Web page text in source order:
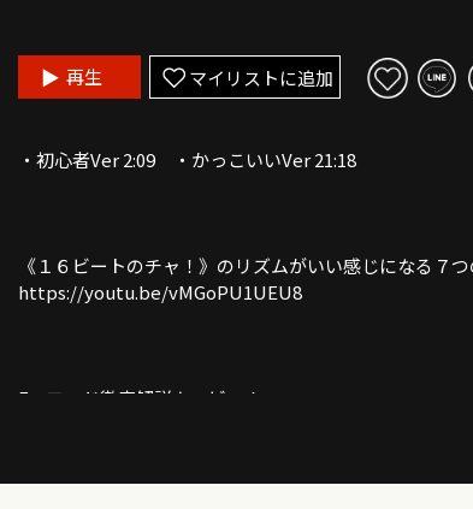
再生 マイリストに追加
・初心者Ver 2:09 ・かっこいいVer 21:18
《１６ビートのチャ！》のリズムがいい感じになる７
https://youtu.be/vMGoPU1UEU8
Fmコード徹底解説ムービー！